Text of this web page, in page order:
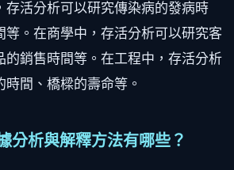
存活分析可以研究傳染病的發病時
等。在商學中，存活分析可以研究客
的銷售時間等。在工程中，存活分析
間、橋樑的壽命等。
分析與解釋方法有哪些？